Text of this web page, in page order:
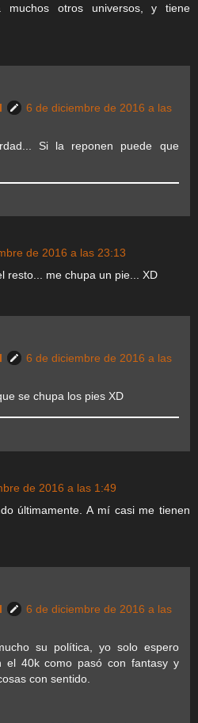
otros universos, y tiene
6 de diciembre de 2016 a las
Si la reponen puede que
de 2016 a las 23:13
resto... me chupa un pie... XD
6 de diciembre de 2016 a las
se chupa los pies XD
de 2016 a las 1:49
últimamente. A mí casi me tienen
6 de diciembre de 2016 a las
su política, yo solo espero
el 40k como pasó con fantasy y
con sentido.